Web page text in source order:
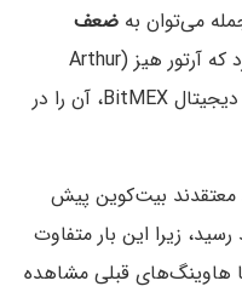
می‌توان به ضعف
اشاره کرد که آرتور هیز (Arthur
Hayes)، مدیر عامل سابق صرافی ارز دیجیتال BitMEX، آن را در
معتقدند بیت‌کوین پیش
زیرا این بار متفاوت
هاوینگ‌های قبلی مشاهده